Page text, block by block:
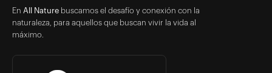
En All Nature buscamos el desafío y conexión con la
naturaleza, para aquellos que buscan vivir la vida al
máximo.